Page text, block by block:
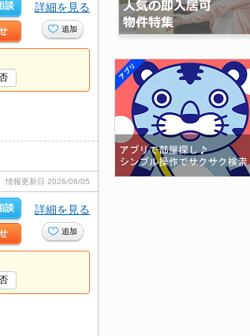
談 詳細を見る
追加
情報更新日 2026/08/05
談 詳細を見る
追加